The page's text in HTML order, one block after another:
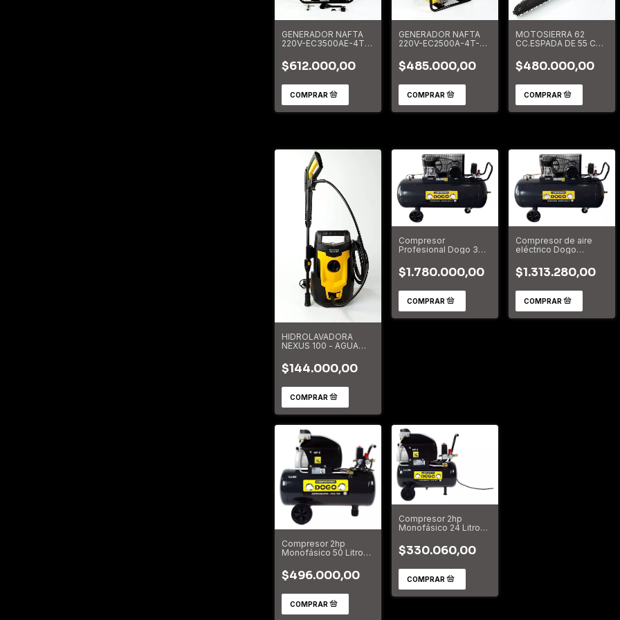
GENERADOR NAFTA
220V-EC3500AE-4T-
DOG52006
$612.000,00
GENERADOR NAFTA
220V-EC2500A-4T-
DOG52001
$485.000,00
MOTOSIERRA 62
CC.ESPADA DE 55 CM
DOG53503
$480.000,00
HIDROLAVADORA
NEXUS 100 - AGUA
DOG53700
$144.000,00
Compresor
Profesional Dogo 3
Correa DOG50355
$1.780.000,00
Compresor de aire
eléctrico Dogo
100L 3hp 380V negro
$1.313.280,00
Compresor 2hp
Monofásico 50 Litros
DOG50335
$496.000,00
Compresor 2hp
Monofásico 24 Litros
DOG50330
$330.060,00